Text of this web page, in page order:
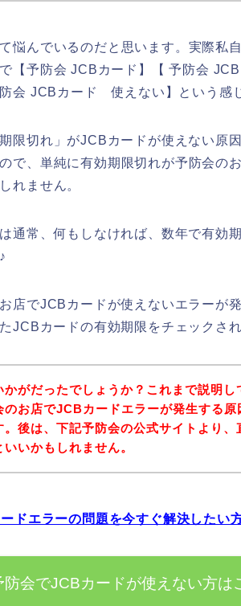
悩んでいるのだと思います。実際私
【予防会 JCBカード】【 予防会
会 JCBカード 使えない】という感
限切れ」がJCBカードが使えない原
で、単純に有効期限切れが予防会の
れません。
通常、何もしなければ、数年で有効
店でJCBカードが使えないエラーが
JCBカードの有効期限をチェックさ
かがだったでしょうか？これまで説明し
のお店でJCBカードエラーが発生する原
。後は、下記予防会の公式サイトより、
いいかもしれません。
ドエラーの問題を今すぐ解決したい
防会でJCBカードが使えない方は